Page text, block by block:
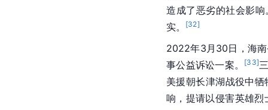
造成了恶劣的社会影响
实。
[32]
2022年3月30日，海
事公益诉讼一案。
[33]
美援朝长津湖战役中牺
响，提请以侵害英雄